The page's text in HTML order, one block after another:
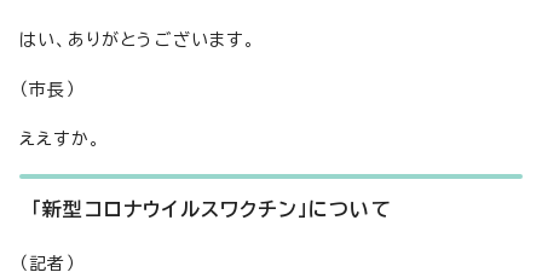
はい、ありがとうございます。
（市長）
ええすか。
「新型コロナウイルスワクチン」について
（記者）